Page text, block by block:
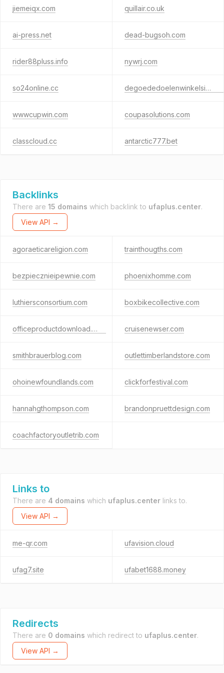
jiemeiqx.com quillair.co.uk
ai-press.net dead-bugsoh.com
rider88pluss.info nywrj.com
so24online.cc degoededoelenwinkelsittard.nl
wwwcupwin.com coupasolutions.com
classcloud.cc antarctic777.bet
Backlinks
There are 15 domains which backlink to ufaplus.center.
View API →
agoraeticareligion.com trainthougths.com
bezpiecznieipewnie.com phoenixhomme.com
luthiersconsortium.com boxbikecollective.com
officeproductdownload.com cruisenewser.com
smithbrauerblog.com outlettimberlandstore.com
ohoinewfoundlands.com clickforfestival.com
hannahgthompson.com brandonpruettdesign.com
coachfactoryoutletrib.com
Links to
There are 4 domains which ufaplus.center links to.
View API →
me-qr.com ufavision.cloud
ufag7.site ufabet1688.money
Redirects
There are 0 domains which redirect to ufaplus.center.
View API →